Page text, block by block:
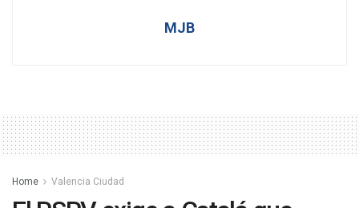
MJB
Home Valencia Ciudad